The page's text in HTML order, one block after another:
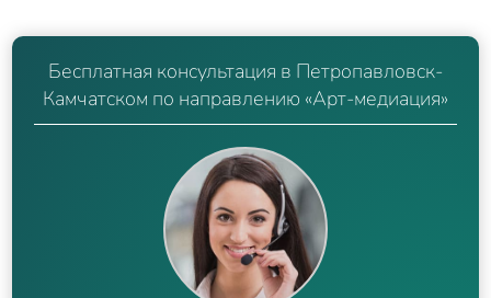
Бесплатная консультация в Петропавловск-
Камчатском по направлению «Арт-медиация»